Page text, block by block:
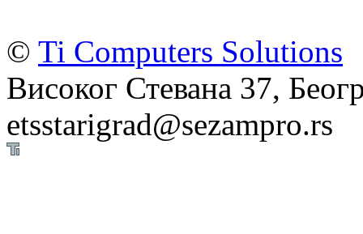
© Ti Computers Solutions
Високог Стевана 37,
etsstarigrad@sezampro.rs